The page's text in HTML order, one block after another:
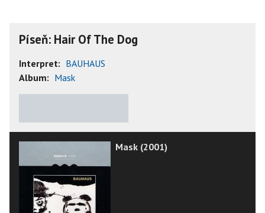
Píseň: Hair Of The Dog
Interpret: BAUHAUS
Album: Mask
Mask (2001)